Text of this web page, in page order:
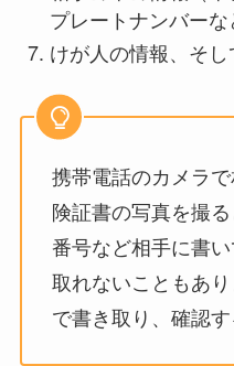
プレートナンバーな
けが人の情報、そ
携帯電話のカメラ
険証書の写真を撮
番号など相手に書
取れないこともあ
で書き取り、確認す